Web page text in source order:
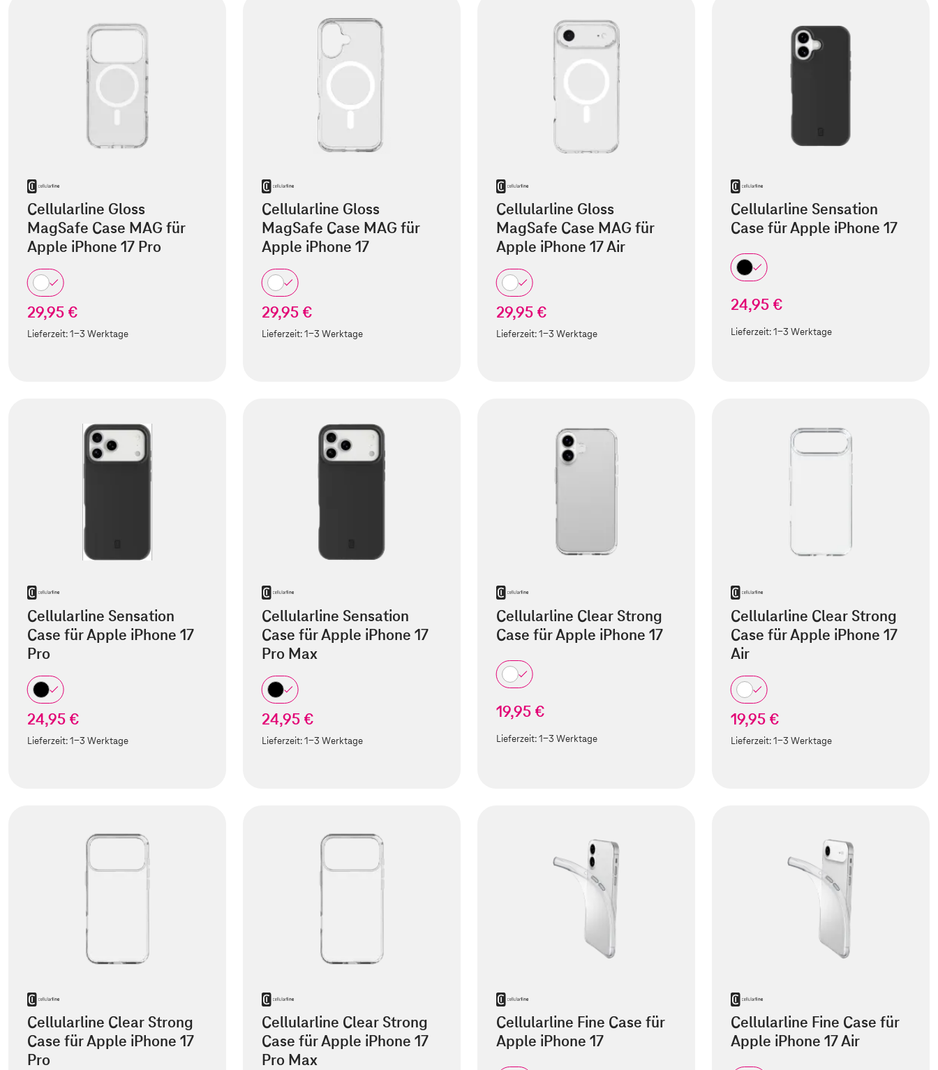
Cellularline Gloss
MagSafe Case MAG für
Apple iPhone 17 Pro
29,95 €
Lieferzeit:1-3 Werktage
Cellularline Gloss
MagSafe Case MAG für
Apple iPhone 17
29,95 €
Lieferzeit:1-3 Werktage
Cellularline Gloss
MagSafe Case MAG für
Apple iPhone 17 Air
29,95 €
Lieferzeit:1-3 Werktage
Cellularline Sensation
Case für Apple iPhone 17
24,95 €
Lieferzeit:1-3 Werktage
Cellularline Sensation
Case für Apple iPhone 17
Pro
24,95 €
Lieferzeit:1-3 Werktage
Cellularline Sensation
Case für Apple iPhone 17
Pro Max
24,95 €
Lieferzeit:1-3 Werktage
Cellularline Clear Strong
Case für Apple iPhone 17
19,95 €
Lieferzeit:1-3 Werktage
Cellularline Clear Strong
Case für Apple iPhone 17
Air
19,95 €
Lieferzeit:1-3 Werktage
Cellularline Clear Strong
Case für Apple iPhone 17
Pro
Cellularline Clear Strong
Case für Apple iPhone 17
Pro Max
Cellularline Fine Case für
Apple iPhone 17
Cellularline Fine Case für
Apple iPhone 17 Air